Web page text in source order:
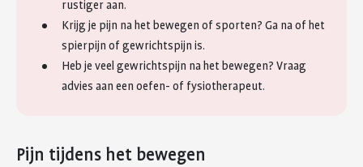
rustiger aan.
Krijg je pijn na het bewegen of sporten? Ga na of het
spierpijn of gewrichtspijn is.
Heb je veel gewrichtspijn na het bewegen? Vraag
advies aan een oefen- of fysiotherapeut.
Pijn tijdens het bewegen